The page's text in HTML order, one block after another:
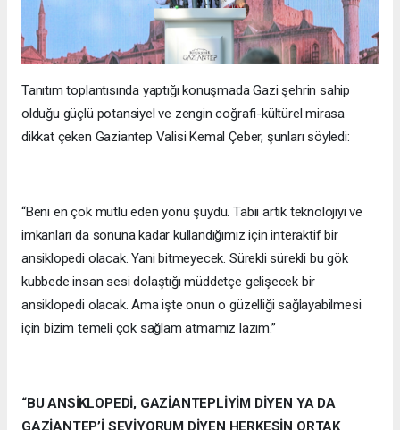
Tanıtım toplantısında yaptığı konuşmada Gazi şehrin sahip
olduğu güçlü potansiyel ve zengin coğrafi-kültürel mirasa
dikkat çeken Gaziantep Valisi Kemal Çeber, şunları söyledi:
“Beni en çok mutlu eden yönü şuydu. Tabii artık teknolojiyi ve
imkanları da sonuna kadar kullandığımız için interaktif bir
ansiklopedi olacak. Yani bitmeyecek. Sürekli sürekli bu gök
kubbede insan sesi dolaştığı müddetçe gelişecek bir
ansiklopedi olacak. Ama işte onun o güzelliği sağlayabilmesi
için bizim temeli çok sağlam atmamız lazım.”
“BU ANSİKLOPEDİ, GAZİANTEPLİYİM DİYEN YA DA
GAZİANTEP’İ SEVİYORUM DİYEN HERKESİN ORTAK